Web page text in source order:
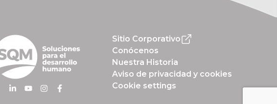
Sitio Corporativo
Conócenos
Nuestra Historia
Aviso de privacidad y cookies
Cookie settings